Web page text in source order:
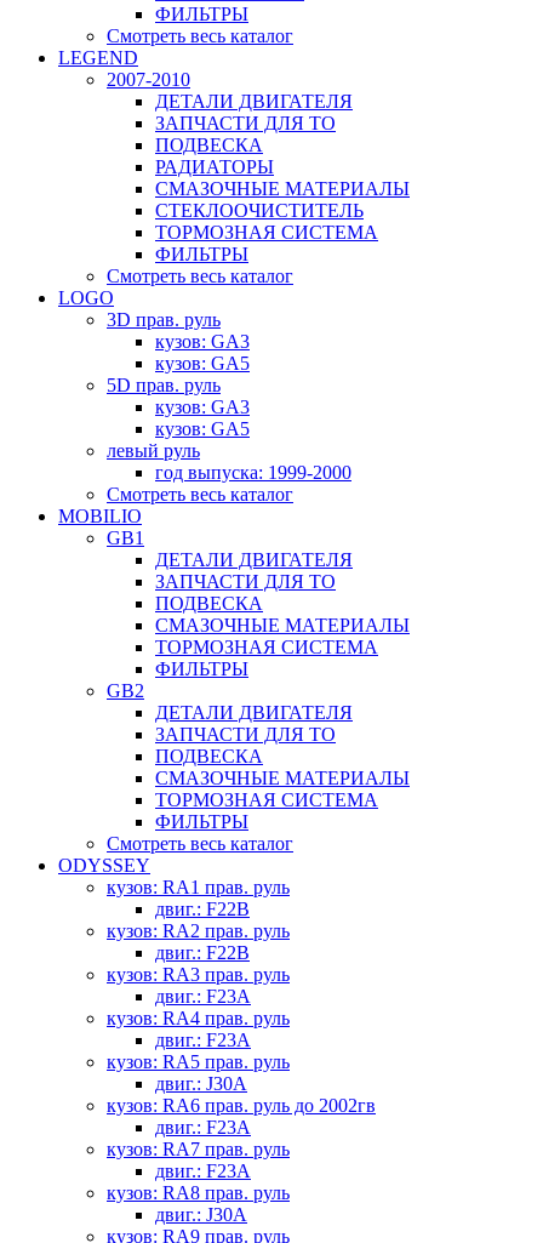
ФИЛЬТРЫ
Смотреть весь каталог
LEGEND
2007-2010
ДЕТАЛИ ДВИГАТЕЛЯ
ЗАПЧАСТИ ДЛЯ ТО
ПОДВЕСКА
РАДИАТОРЫ
СМАЗОЧНЫЕ МАТЕРИАЛЫ
СТЕКЛООЧИСТИТЕЛЬ
ТОРМОЗНАЯ СИСТЕМА
ФИЛЬТРЫ
Смотреть весь каталог
LOGO
3D прав. руль
кузов: GA3
кузов: GA5
5D прав. руль
кузов: GA3
кузов: GA5
левый руль
год выпуска: 1999-2000
Смотреть весь каталог
MOBILIO
GB1
ДЕТАЛИ ДВИГАТЕЛЯ
ЗАПЧАСТИ ДЛЯ ТО
ПОДВЕСКА
СМАЗОЧНЫЕ МАТЕРИАЛЫ
ТОРМОЗНАЯ СИСТЕМА
ФИЛЬТРЫ
GB2
ДЕТАЛИ ДВИГАТЕЛЯ
ЗАПЧАСТИ ДЛЯ ТО
ПОДВЕСКА
СМАЗОЧНЫЕ МАТЕРИАЛЫ
ТОРМОЗНАЯ СИСТЕМА
ФИЛЬТРЫ
Смотреть весь каталог
ODYSSEY
кузов: RA1 прав. руль
двиг.: F22B
кузов: RA2 прав. руль
двиг.: F22B
кузов: RA3 прав. руль
двиг.: F23A
кузов: RA4 прав. руль
двиг.: F23A
кузов: RA5 прав. руль
двиг.: J30A
кузов: RA6 прав. руль до 2002гв
двиг.: F23A
кузов: RA7 прав. руль
двиг.: F23A
кузов: RA8 прав. руль
двиг.: J30A
кузов: RA9 прав. руль